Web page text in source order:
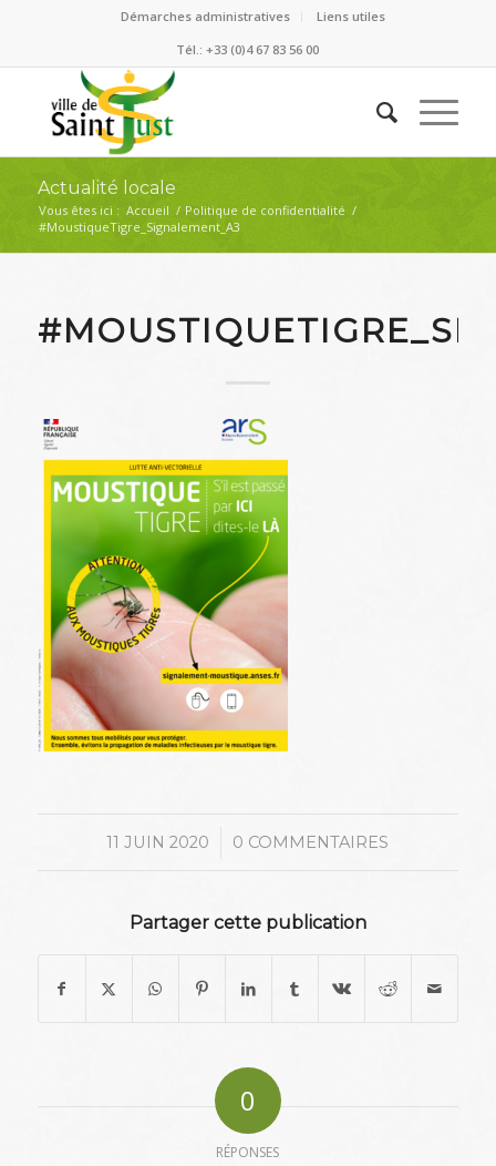
Démarches administratives
Liens utiles
Tél.: +33 (0)4 67 83 56 00
Actualité locale
Vous êtes ici : Accueil / Politique de confidentialité /
#MoustiqueTigre_Signalement_A3
11 JUIN 2020
/ 0 COMMENTAIRES
Partager cette publication
0
RÉPONSES